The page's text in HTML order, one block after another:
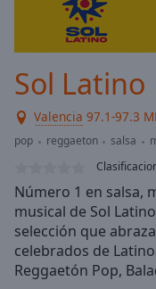
Mute
Current
Time0:00
Duration-:-
Loaded:
Stream
TypeLIVE
Seek to
currently
behind
LIVE
Sol Latino
Valencia 97.1-97.3
pop reggaeton salsa
Número 1 en salsa,
musical de Sol
selección que
celebrados de
Reggaetón Pop,